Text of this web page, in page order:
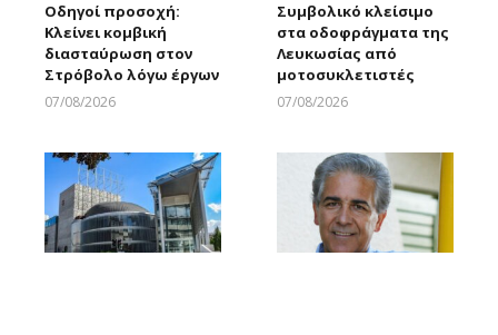
Οδηγοί προσοχή:
Κλείνει κομβική
διασταύρωση στον
Στρόβολο λόγω έργων
07/08/2026
Συμβολικό κλείσιμο
στα οδοφράγματα της
Λευκωσίας από
μοτοσυκλετιστές
07/08/2026